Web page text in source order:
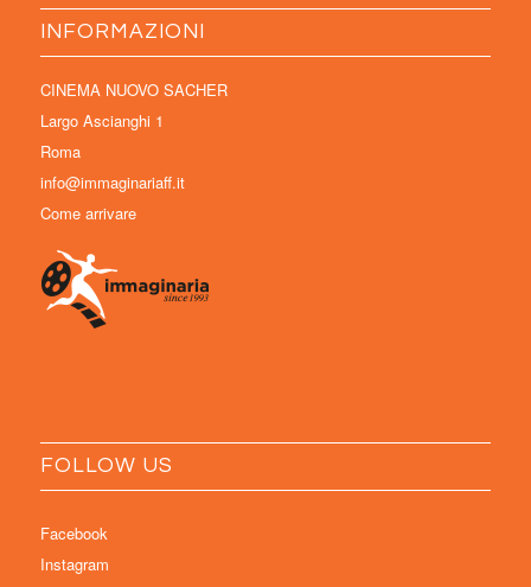
INFORMAZIONI
CINEMA NUOVO SACHER
Largo Ascianghi 1
Roma
info@immaginariaff.it
Come arrivare
FOLLOW US
Facebook
Instagram